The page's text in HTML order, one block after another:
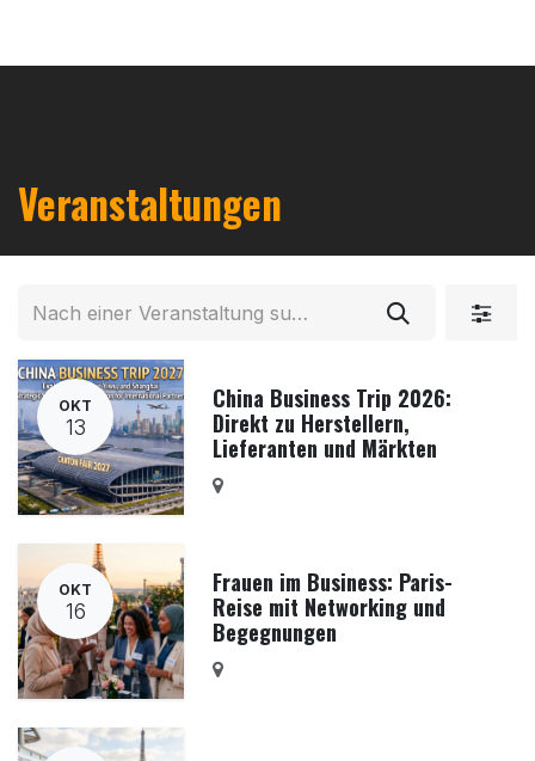
Veranstaltungen
OKT
13
China Business Trip 2026:
Direkt zu Herstellern,
Lieferanten und Märkten
OKT
16
Frauen im Business: Paris-
Reise mit Networking und
Begegnungen